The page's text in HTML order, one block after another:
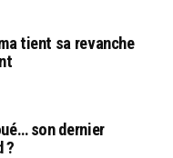
tient sa revanche
son dernier
?